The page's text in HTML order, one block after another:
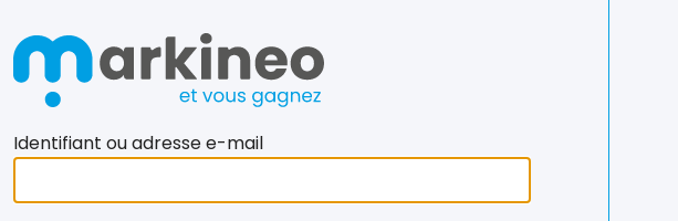
Identifiant ou adresse e-mail